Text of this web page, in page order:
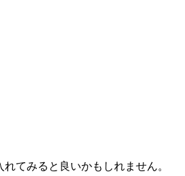
てみると良いかもしれません。